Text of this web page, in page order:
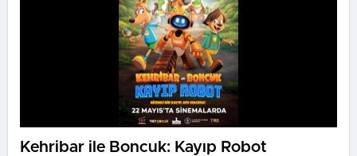
Kehribar ile Boncuk: Kayıp Robot